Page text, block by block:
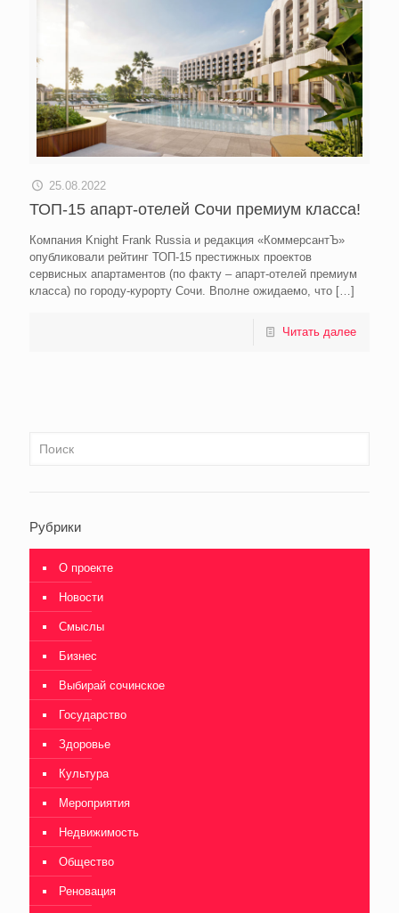
25.08.2022
ТОП-15 апарт-отелей Сочи премиум класса!
Компания Knight Frank Russia и редакция «КоммерсантЪ»
опубликовали рейтинг ТОП-15 престижных проектов
сервисных апартаментов (по факту – апарт-отелей премиум
класса) по городу-курорту Сочи. Вполне ожидаемо, что […]
Читать далее
Рубрики
О проекте
Новости
Смыслы
Бизнес
Выбирай сочинское
Государство
Здоровье
Культура
Мероприятия
Недвижимость
Общество
Реновация